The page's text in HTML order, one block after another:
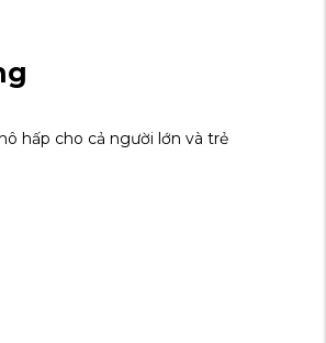
hấp cho cả người lớn và trẻ